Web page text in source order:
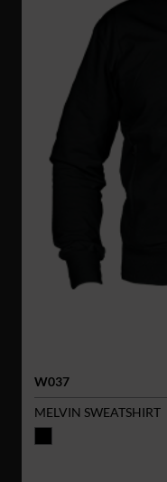
W037
MELVIN SWEATSHIRT